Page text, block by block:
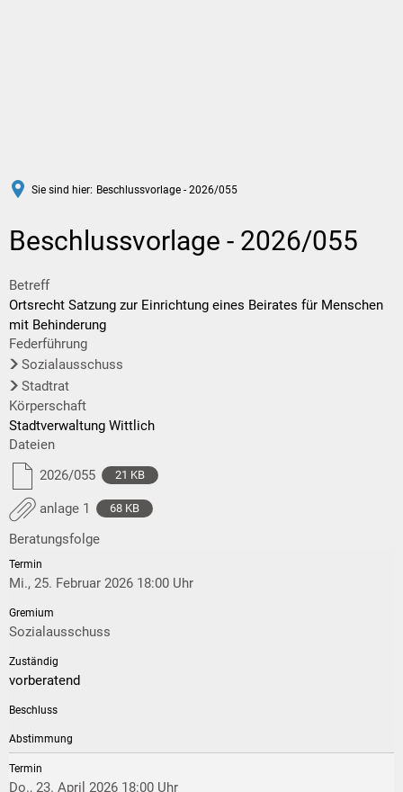
Sie sind hier: Beschlussvorlage - 2026/055
Beschlussvorlage - 2026/055
Betreff
Ortsrecht Satzung zur Einrichtung eines Beirates für Menschen
mit Behinderung
Federführung
Sozialausschuss
Stadtrat
Körperschaft
Stadtverwaltung Wittlich
Dateien
2026/055
21 KB
anlage 1 68 KB
Beratungsfolge
Mi., 25. Februar 2026 18:00 Uhr
Sozialausschuss
vorberatend
Do., 23. April 2026 18:00 Uhr